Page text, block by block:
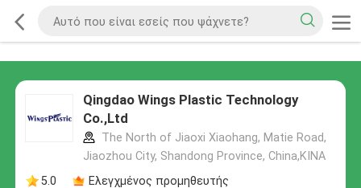
Qingdao Wings Plastic Technology
Co.,Ltd
The North of Jiaoxi Xiaohang, Matie Road,
Jiaozhou City, Shandong Province, China,ΚΙΝΑ
5.0
Ελεγχμένος προμηθευτής